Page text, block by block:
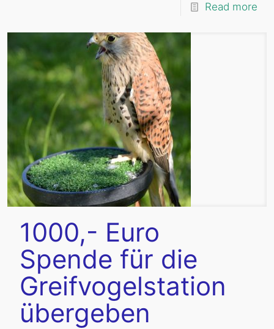
Read more
1000,- Euro
Spende für die
Greifvogelstation
übergeben